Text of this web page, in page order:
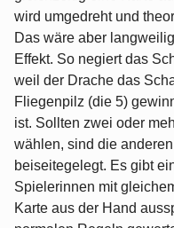
wird umgedreht und
Das wäre aber
Effekt. So negiert das
weil der Drache das
Fliegenpilz (die 5)
ist. Sollten zwei oder
wählen, sind die
beiseitegelegt. Es gibt
Spielerinnen mit
Karte aus der Hand